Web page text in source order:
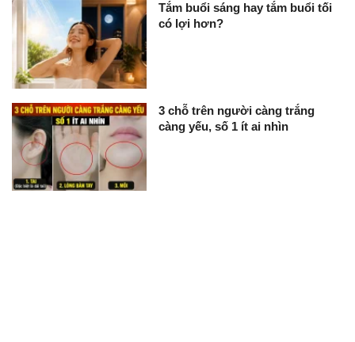
Tắm buổi sáng hay tắm buổi tối
có lợi hơn?
3 chỗ trên người càng trắng
càng yếu, số 1 ít ai nhìn